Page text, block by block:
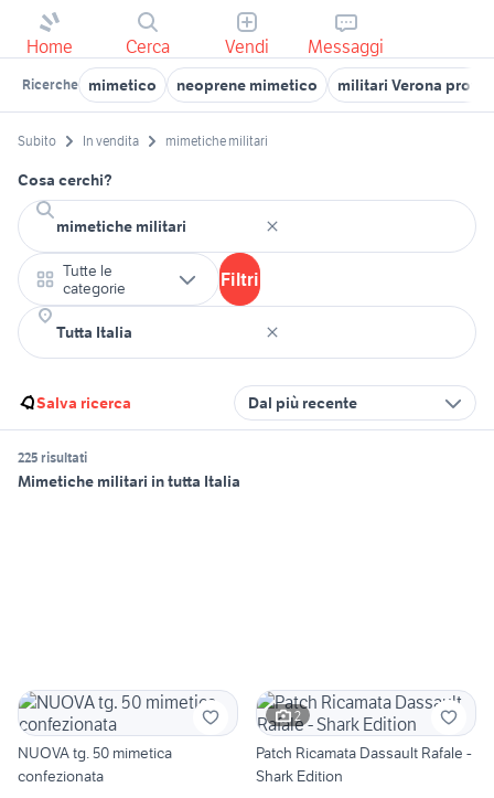
Home Cerca Vendi Messaggi
Ricerche mimetico neoprene mimetico militari Verona
Subito In vendita mimetiche militari
Cosa cerchi?
Tutte le
categorie
Filtri
Salva ricerca Dal più recente
225 risultati
Mimetiche militari in tutta Italia
NUOVA tg. 50 mimetica
confezionata
2
Patch Ricamata Dassault Rafale -
Shark Edition